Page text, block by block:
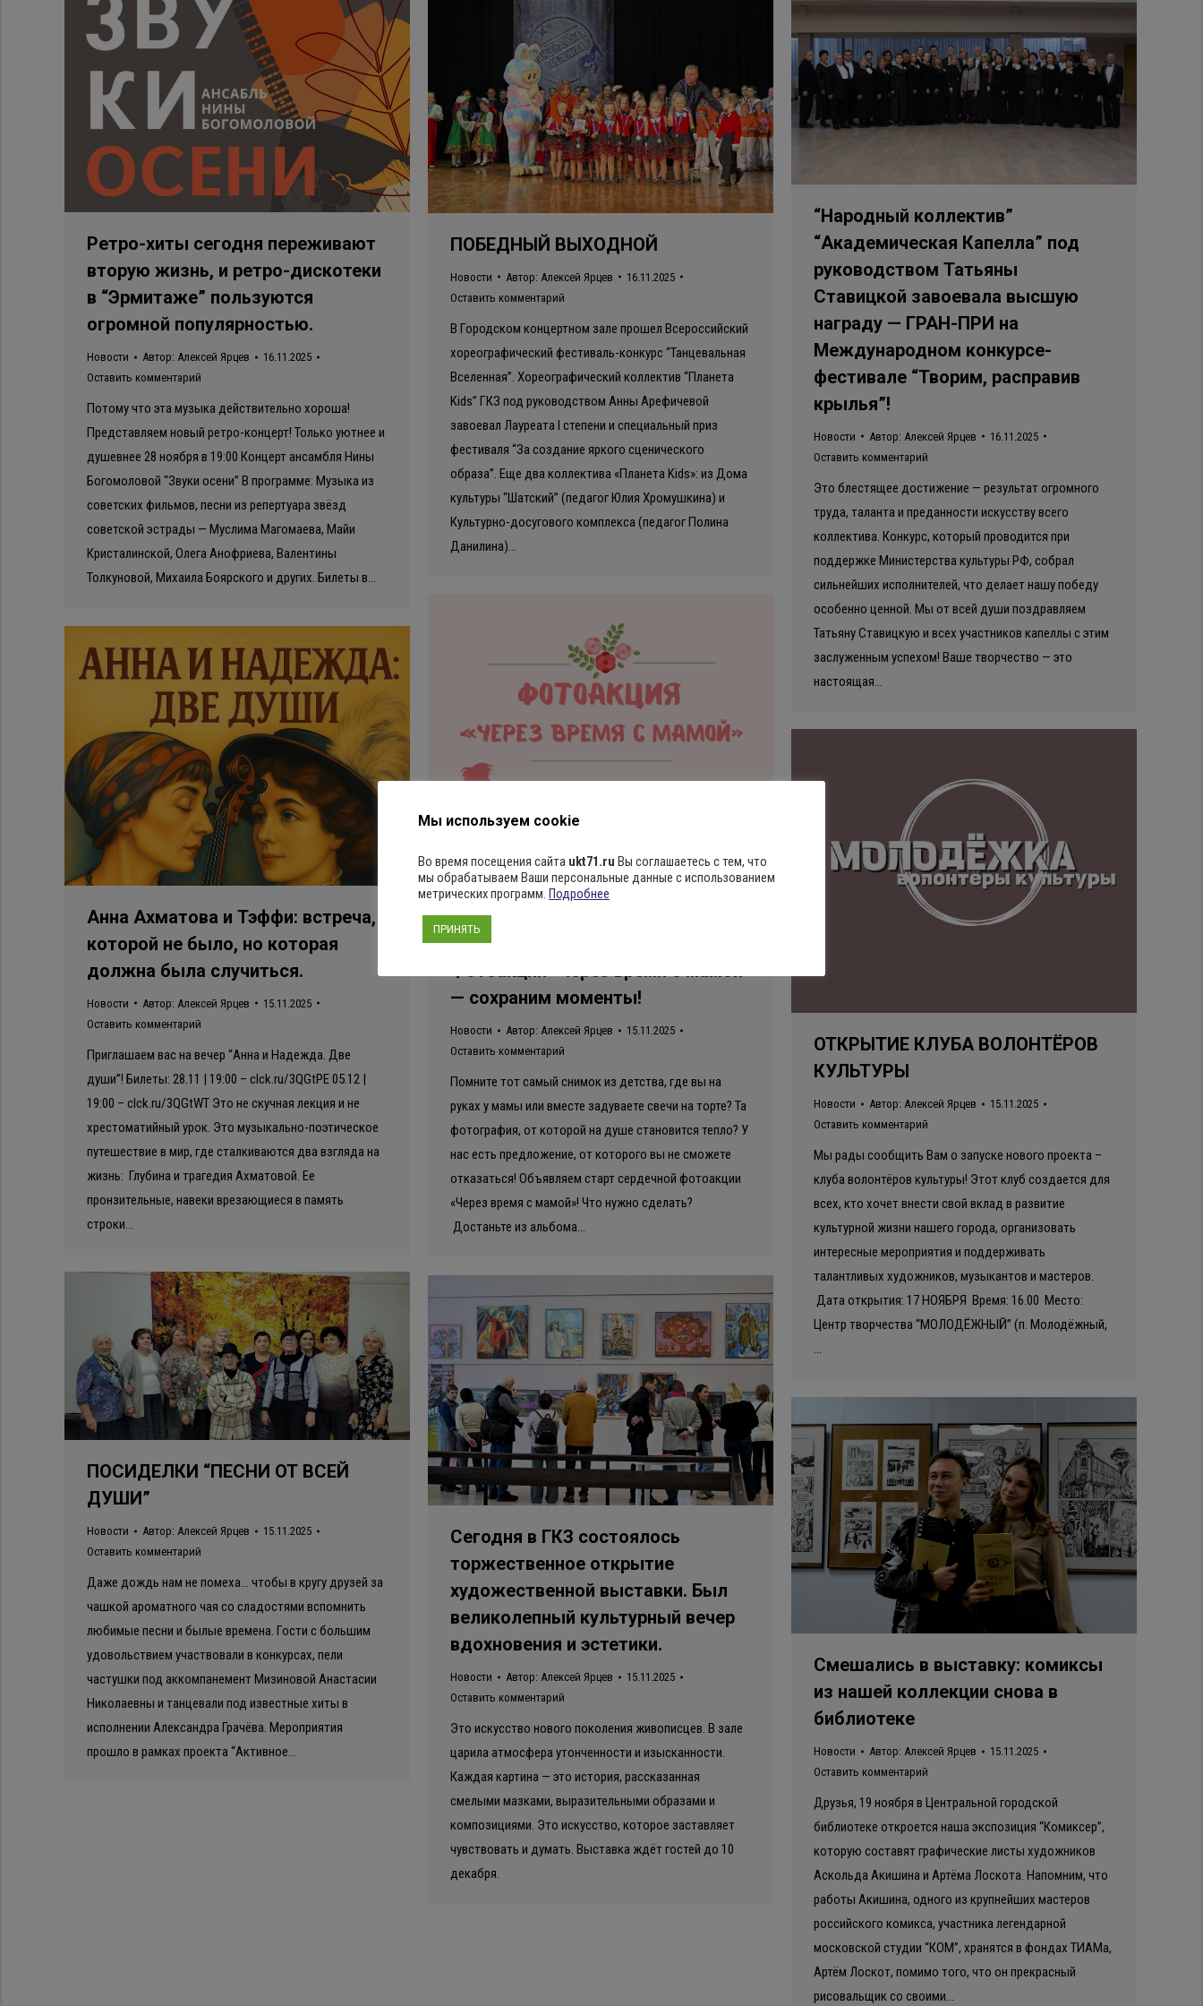
Ретро-хиты сегодня переживают
вторую жизнь, и ретро-дискотеки
в “Эрмитаже” пользуются
огромной популярностью.
Новости Автор: Алексей Ярцев
16.11.2025
Оставить комментарий
Потому что эта музыка действительно хороша!
Представляем новый ретро-концерт! Только уютнее и
душевнее️ 28 ноября в 19:00 Концерт ансамбля Нины
Богомоловой “Звуки осени” В программе: Музыка из
советских фильмов, песни из репертуара звёзд
советской эстрады — Муслима Магомаева, Майи
Кристалинской, Олега Анофриева, Валентины
Толкуновой, Михаила Боярского и других. Билеты в…
ПОБЕДНЫЙ ВЫХОДНОЙ
Новости Автор: Алексей Ярцев
16.11.2025
Оставить комментарий
В Городском концертном зале прошел Всероссийский
хореографический фестиваль-конкурс “Танцевальная
Вселенная”. Хореографический коллектив “Планета
Kids” ГКЗ под руководством Анны Арефичевой
завоевал Лауреата I степени и специальный приз
фестиваля “За создание яркого сценического
образа”. Еще два коллектива «Планета Kids»: из Дома
культуры “Шатский” (педагог Юлия Хромушкина) и
Культурно-досугового комплекса (педагог Полина
Данилина)…
“Народный коллектив”
“Академическая Капелла” под
руководством Татьяны
Ставицкой завоевала высшую
награду — ГРАН-ПРИ на
Международном конкурсе-
фестивале “Творим, расправив
крылья”!
Новости Автор: Алексей Ярцев
16.11.2025
Оставить комментарий
Это блестящее достижение — результат огромного
труда, таланта и преданности искусству всего
коллектива. Конкурс, который проводится при
поддержке Министерства культуры РФ, собрал
сильнейших исполнителей, что делает нашу победу
особенно ценной. Мы от всей души поздравляем
Татьяну Ставицкую и всех участников капеллы с этим
заслуженным успехом! Ваше творчество — это
настоящая…
Фотоакция “Через время с мамой”
— сохраним моменты!
Новости Автор: Алексей Ярцев
15.11.2025
Оставить комментарий
Помните тот самый снимок из детства, где вы на
руках у мамы или вместе задуваете свечи на торте? Та
фотография, от которой на душе становится тепло? У
нас есть предложение, от которого вы не сможете
отказаться! Объявляем старт сердечной фотоакции
«Через время с мамой»! Что нужно сделать?
Достаньте из альбома…
Анна Ахматова и Тэффи: встреча,
которой не было, но которая
должна была случиться.
Новости Автор: Алексей Ярцев
15.11.2025
Оставить комментарий
Приглашаем вас на вечер “Анна и Надежда. Две
души”! Билеты: 28.11 | 19:00 – clck.ru/3QGtPE 05.12 |
19:00 – clck.ru/3QGtWT Это не скучная лекция и не
хрестоматийный урок. Это музыкально-поэтическое
путешествие в мир, где сталкиваются два взгляда на
жизнь: Глубина и трагедия Ахматовой. Ее
пронзительные, навеки врезающиеся в память
строки…
ОТКРЫТИЕ КЛУБА ВОЛОНТЁРОВ
КУЛЬТУРЫ
Новости Автор: Алексей Ярцев
15.11.2025
Оставить комментарий
Мы рады сообщить Вам о запуске нового проекта –
клуба волонтёров культуры! Этот клуб создается для
всех, кто хочет внести свой вклад в развитие
культурной жизни нашего города, организовать
интересные мероприятия и поддерживать
талантливых художников, музыкантов и мастеров.
Дата открытия: 17 НОЯБРЯ Время: 16.00 Место:
Центр творчества “МОЛОДЁЖНЫЙ” (п. Молодёжный,
…
ПОСИДЕЛКИ “ПЕСНИ ОТ ВСЕЙ
ДУШИ”
Новости Автор: Алексей Ярцев
15.11.2025
Оставить комментарий
Даже дождь нам не помеха… чтобы в кругу друзей за
чашкой ароматного чая со сладостями вспомнить
любимые песни и былые времена. Гости с большим
удовольствием участвовали в конкурсах, пели
частушки под аккомпанемент Мизиновой Анастасии
Николаевны и танцевали под известные хиты в
исполнении Александра Грачёва. Мероприятия
прошло в рамках проекта “Активное…
Сегодня в ГКЗ состоялось
торжественное открытие
художественной выставки. Был
великолепный культурный вечер
вдохновения и эстетики.
Новости Автор: Алексей Ярцев
15.11.2025
Оставить комментарий
Это искусство нового поколения живописцев. В зале
царила атмосфера утонченности и изысканности.
Каждая картина — это история, рассказанная
смелыми мазками, выразительными образами и
композициями. Это искусство, которое заставляет
чувствовать и думать. Выставка ждёт гостей до 10
декабря.
Смешались в выставку: комиксы
из нашей коллекции снова в
библиотеке
Новости Автор: Алексей Ярцев
15.11.2025
Оставить комментарий
Друзья, 19 ноября в Центральной городской
библиотеке откроется наша экспозиция “Комиксер”,
которую составят графические листы художников
Аскольда Акишина и Артёма Лоскота. Напомним, что
работы Акишина, одного из крупнейших мастеров
российского комикса, участника легендарной
московской студии “КОМ”, хранятся в фондах ТИАМа,
Артём Лоскот, помимо того, что он прекрасный
рисовальщик со своими…
Мы используем cookie
Во время посещения сайта ukt71.ru Вы соглашаетесь с тем, что
мы обрабатываем Ваши персональные данные с использованием
метрических программ. Подробнее
ПРИНЯТЬ